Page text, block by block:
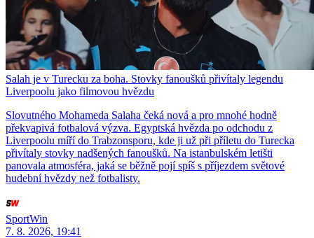
Salah je v Turecku za boha. Stovky fanoušků přivítaly legendu
Liverpoolu jako filmovou hvězdu
Slovutného Mohameda Salaha čeká nová a pro mnohé hodně
překvapivá fotbalová výzva. Egyptská hvězda po odchodu z
Liverpoolu míří do Trabzonsporu, kde ji už při příletu do Turecka
přivítaly stovky nadšených fanoušků. Na istanbulském letišti
panovala atmosféra, jaká se běžně pojí spíš s příjezdem světové
hudební hvězdy než fotbalisty.
SportWin
7. 8. 2026, 19:41